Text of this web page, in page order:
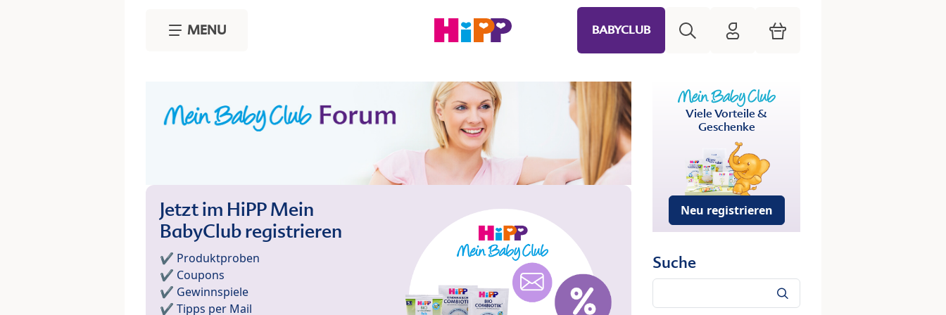
MENU BABYCLUB HiPP Mein Babyclub
Warenkorb
Jetzt im HiPP Mein
BabyClub registrieren
✔️ Produktproben
✔️ Coupons
✔️ Gewinnspiele
✔️ Tipps per Mail
Viele Vorteile &
Geschenke
Neu registrieren
Suche